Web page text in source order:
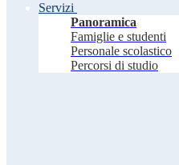
Servizi
Panoramica
Famiglie e studenti
Personale scolastico
Percorsi di studio